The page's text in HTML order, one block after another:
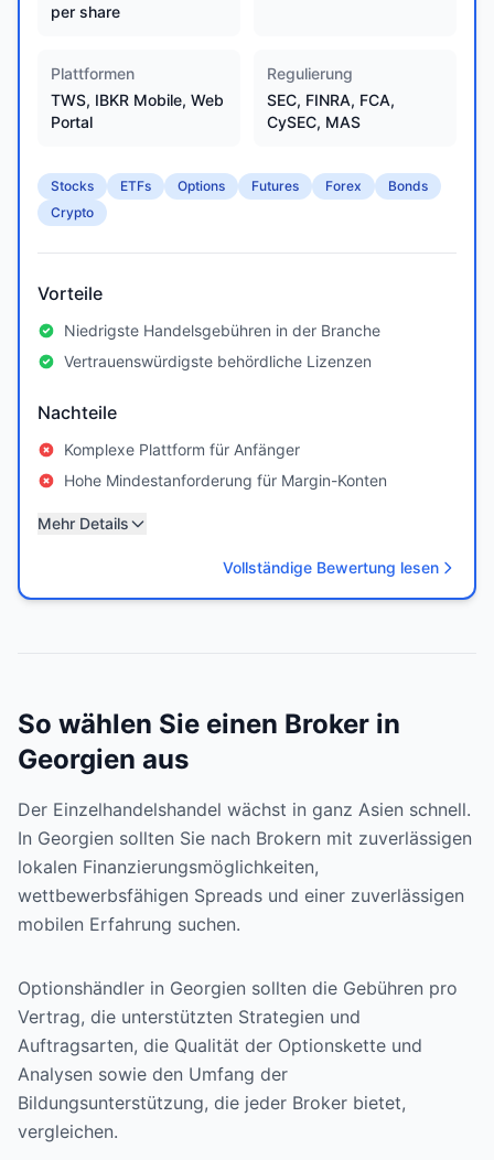
per share
Plattformen
TWS, IBKR Mobile, Web
Portal
Regulierung
SEC, FINRA, FCA,
CySEC, MAS
Stocks ETFs Options Futures Forex
Bonds
Crypto
Vorteile
Niedrigste Handelsgebühren in der Branche
Vertrauenswürdigste behördliche Lizenzen
Nachteile
Komplexe Plattform für Anfänger
Hohe Mindestanforderung für Margin-Konten
Mehr Details
Vollständige Bewertung lesen
So wählen Sie einen Broker in
Georgien aus
Der Einzelhandelshandel wächst in ganz Asien schnell.
In Georgien sollten Sie nach Brokern mit zuverlässigen
lokalen Finanzierungsmöglichkeiten,
wettbewerbsfähigen Spreads und einer zuverlässigen
mobilen Erfahrung suchen.
Optionshändler in Georgien sollten die Gebühren pro
Vertrag, die unterstützten Strategien und
Auftragsarten, die Qualität der Optionskette und
Analysen sowie den Umfang der
Bildungsunterstützung, die jeder Broker bietet,
vergleichen.